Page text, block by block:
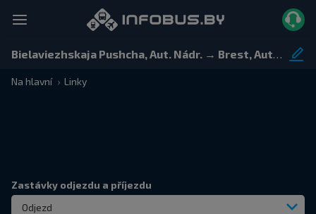
Bielaviezhskaja Pushcha, Aut. Nádr. → Brest, Autobusové nádraží, ulice Ordžonikidze 12.
Na hlavní Linky
Zastávky odjezdu a příjezdu
Odjezd